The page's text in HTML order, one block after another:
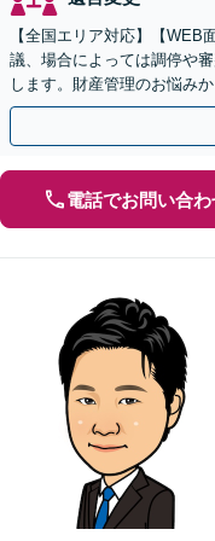
【全国エリア対応】【
議、場合によっては調停や
します。財産管理のお悩み
引き継ぐ安心の事業承継を
電話でお問い合わ